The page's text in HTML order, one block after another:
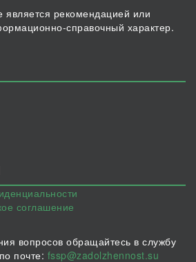
рекомендацией или
справочный характер.
соглашение
вопросов обращайтесь в службу
почте: fssp@zadolzhennost.su